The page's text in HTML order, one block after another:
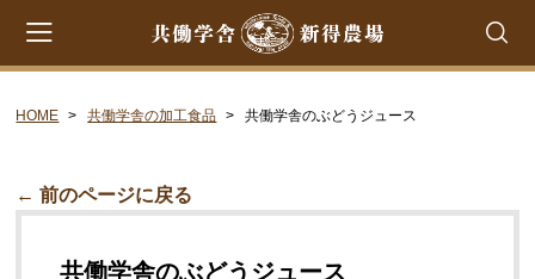
CATEGORY
HOME 共働学舎の加工食品 共働学舎のぶどうジュース
← 前のページに戻る
共働学舎のぶどうジュース